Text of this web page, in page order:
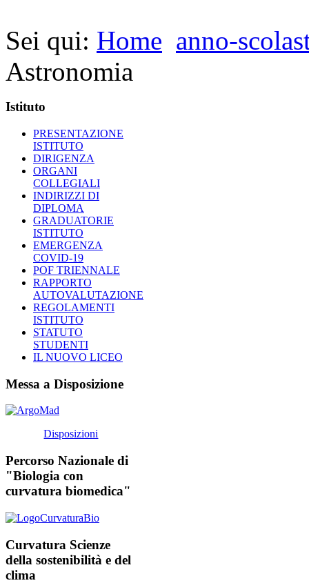
Sei qui: Home anno-
Astronomia
Istituto
PRESENTAZIONE
ISTITUTO
DIRIGENZA
ORGANI
COLLEGIALI
INDIRIZZI DI
DIPLOMA
GRADUATORIE
ISTITUTO
EMERGENZA
COVID-19
POF TRIENNALE
RAPPORTO
AUTOVALUTAZIONE
REGOLAMENTI
ISTITUTO
STATUTO
STUDENTI
IL NUOVO LICEO
Messa a Disposizione
Disposizioni
Percorso Nazionale di
"Biologia con
curvatura biomedica"
Curvatura Scienze
della sostenibilità e del
clima